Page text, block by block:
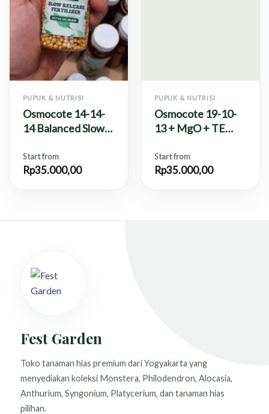
PUPUK & NUTRISI
Osmocote 14-14-
14 Balanced Slow
100g
Start from
Rp35.000,00
PUPUK & NUTRISI
Osmocote 19-10-
13 + MgO + TE
Fertilizer – 100g
Start from
Rp35.000,00
Fest Garden
Toko tanaman hias premium dari Yogyakarta yang
menyediakan koleksi Monstera, Philodendron, Alocasia,
Anthurium, Syngonium, Platycerium, dan tanaman hias
pilihan.